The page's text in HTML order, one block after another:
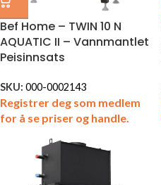
Bef Home – TWIN 10 N
AQUATIC II – Vannmantlet
Peisinnsats
SKU: 000-0002143
Registrer deg som medlem
for å se priser og handle.